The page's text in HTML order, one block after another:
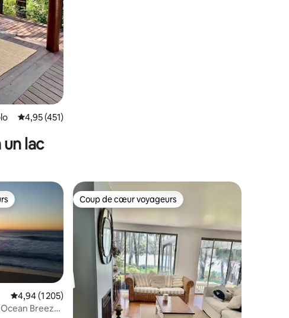
Évaluation moyenne sur la base de 451 commentaires : 4,95 sur 5
4,95 (451)
lac
: 4,95 sur 5
les plus appréciés
Évaluation moyenne sur la base de 1 205 commentaires : 4,94 sur 5
4,94 (1 205)
Breeze
Coup de cœur voyageurs
Coup de cœur voyageurs